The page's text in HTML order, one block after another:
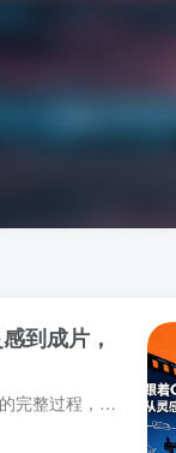
到成片，
内容大纲： 跟随Casey拍摄与剪辑真实电影的完整过程，直接复制他高效、真诚且直击人心的叙事秘诀。 本课程将带您全方位深入 groundbreaking 电影制作人Casey Neistat的创作世界——您将走进他的...